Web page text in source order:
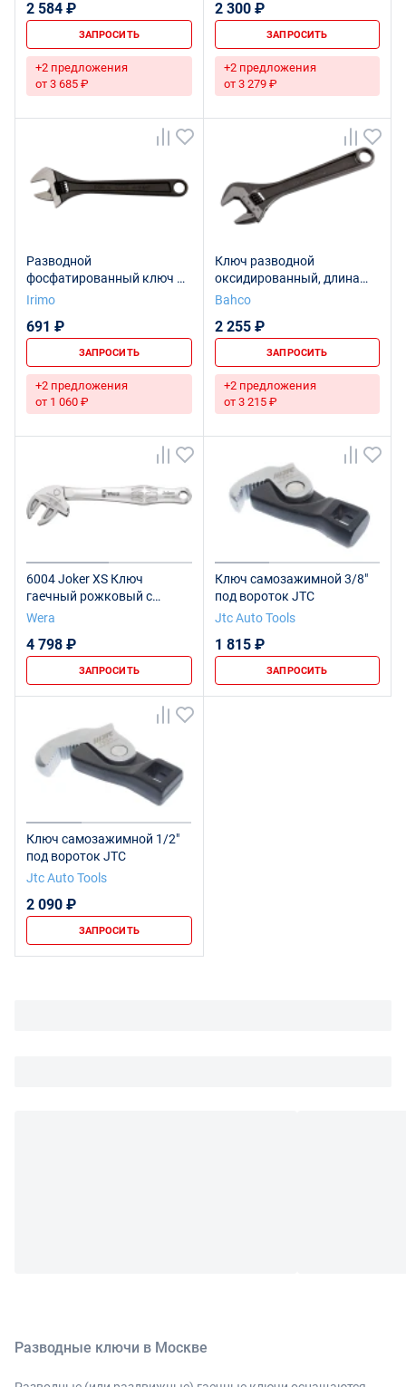
2 584 ₽
ЗАПРОСИТЬ
+2 предложения
от 3 685 ₽
2 300 ₽
ЗАПРОСИТЬ
+2 предложения
от 3 279 ₽
Разводной
фосфатированный ключ 4",
промышленная упаковка
Irimo
691 ₽
ЗАПРОСИТЬ
+2 предложения
от 1 060 ₽
Ключ разводной
оксидированный, длина
110/захват 13 мм,
Bahco
2 255 ₽
ЗАПРОСИТЬ
+2 предложения
от 3 215 ₽
6004 Joker XS Ключ
гаечный рожковый с
самонастройкой, 7-10 x 117
Wera
4 798 ₽
ЗАПРОСИТЬ
Ключ самозажимной 3/8"
под вороток JTC
Jtc Auto Tools
1 815 ₽
ЗАПРОСИТЬ
Ключ самозажимной 1/2"
под вороток JTC
Jtc Auto Tools
2 090 ₽
ЗАПРОСИТЬ
Разводные ключи в Москве